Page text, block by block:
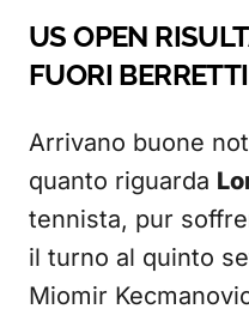
US OPEN
FUORI
Arrivano buone
quanto riguarda
tennista, pur
il turno al quinto
Miomir